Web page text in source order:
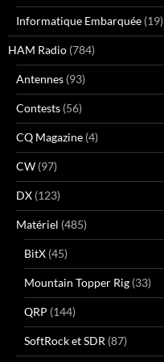
Informatique Embarquée (19)
HAM Radio (784)
Antennes (93)
Contests (56)
CQ Magazine (4)
CW (97)
DX (123)
Matériel (485)
BitX (45)
Mountain Topper Rig (33)
QRP (144)
SoftRock et SDR (87)